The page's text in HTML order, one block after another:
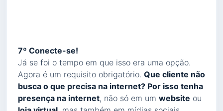
7º Conecte-se!
Já se foi o tempo em que isso era uma opção.
Agora é um requisito obrigatório. Que cliente não
busca o que precisa na internet? Por isso tenha
presença na internet, não só em um website ou